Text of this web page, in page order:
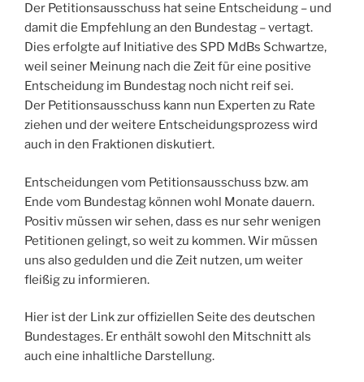
Der Petitionsausschuss hat seine Entscheidung – und
damit die Empfehlung an den Bundestag – vertagt.
Dies erfolgte auf Initiative des SPD MdBs Schwartze,
weil seiner Meinung nach die Zeit für eine positive
Entscheidung im Bundestag noch nicht reif sei.
Der Petitionsausschuss kann nun Experten zu Rate
ziehen und der weitere Entscheidungsprozess wird
auch in den Fraktionen diskutiert.
Entscheidungen vom Petitionsausschuss bzw. am
Ende vom Bundestag können wohl Monate dauern.
Positiv müssen wir sehen, dass es nur sehr wenigen
Petitionen gelingt, so weit zu kommen. Wir müssen
uns also gedulden und die Zeit nutzen, um weiter
fleißig zu informieren.
Hier ist der Link zur offiziellen Seite des deutschen
Bundestages. Er enthält sowohl den Mitschnitt als
auch eine inhaltliche Darstellung.